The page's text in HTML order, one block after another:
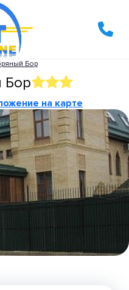
Бор
Бор
на карте